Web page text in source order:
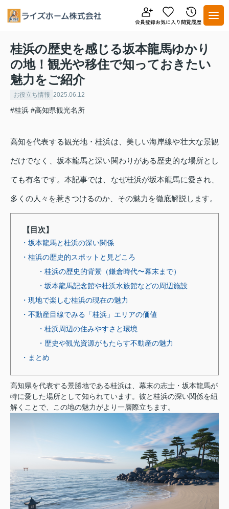
桂浜の歴史を感じる坂本龍馬ゆかり
の地！観光や移住で知っておきたい
魅力をご紹介
お役立ち情報 2025.06.12
#桂浜 #高知県観光名所
高知を代表する観光地・桂浜は、美しい海岸線や壮大な景観
だけでなく、坂本龍馬と深い関わりがある歴史的な場所とし
ても有名です。本記事では、なぜ桂浜が坂本龍馬に愛され、
多くの人々を惹きつけるのか、その魅力を徹底解説します。
【目次】
・坂本龍馬と桂浜の深い関係
・桂浜の歴史的スポットと見どころ
・桂浜の歴史的背景（鎌倉時代〜幕末まで）
・坂本龍馬記念館や桂浜水族館などの周辺施設
・現地で楽しむ桂浜の現在の魅力
・不動産目線でみる「桂浜」エリアの価値
・桂浜周辺の住みやすさと環境
・歴史や観光資源がもたらす不動産の魅力
・まとめ
高知県を代表する景勝地である桂浜は、幕末の志士・坂本龍馬が
特に愛した場所として知られています。彼と桂浜の深い関係を紐
解くことで、この地の魅力がより一層際立ちます。